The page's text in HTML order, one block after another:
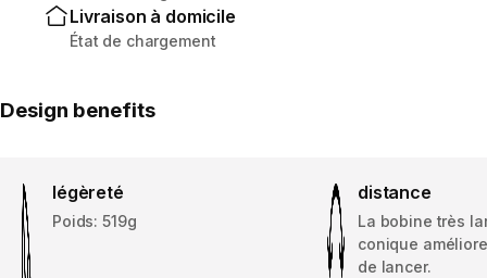
Livraison à domicile
État de chargement
Design benefits
légèreté
Poids: 519g
distance
La bobine très
conique
de lancer.